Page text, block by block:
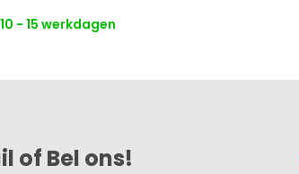
- 15 werkdagen
of Bel ons!